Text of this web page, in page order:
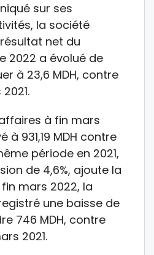
sur ses
la société
net du
2022 a évolué de
à 23,6 MDH, contre
à fin mars
à 931,19 MDH contre
période en 2021,
de 4,6%, ajoute la
mars 2022, la
une baisse de
746 MDH, contre
2021.